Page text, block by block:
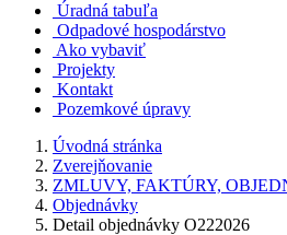
Úradná tabuľa
Odpadové hospodárstvo
Ako vybaviť
Projekty
Kontakt
Pozemkové úpravy
Úvodná stránka
Zverejňovanie
ZMLUVY, FAKTÚRY,
Objednávky
Detail objednávky O222026